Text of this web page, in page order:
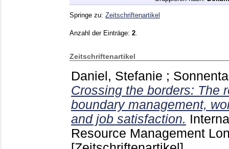
Springe zu: Zeitschriftenartikel
Anzahl der Einträge: 2
Zeitschriftenartikel
Daniel, Stefanie ;
Crossing the borders: The
boundary management,
and job satisfaction.
Resource Management